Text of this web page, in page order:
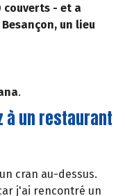
couverts - et a
un lieu
.
à un restaurant
cran au-dessus.
j'ai rencontré un